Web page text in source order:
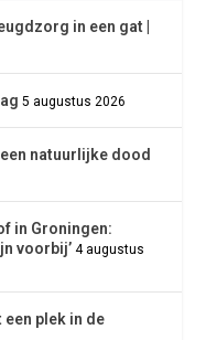
in een gat |
5 augustus 2026
natuurlijke dood
in Groningen:
voorbij’ 4 augustus
een plek in de